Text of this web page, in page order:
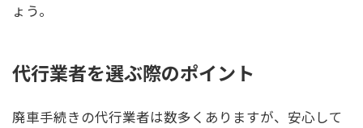
ょう。
代行業者を選ぶ際のポイント
廃車手続きの代行業者は数多くありますが、安心して